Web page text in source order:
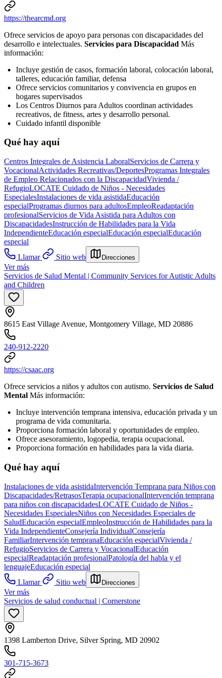
https://thearcmd.org
Ofrece servicios de apoyo para personas con discapacidades del
desarrollo e intelectuales. Servicios para Discapacidad Más
información:
Incluye gestión de casos, formación laboral, colocación laboral,
talleres, educación familiar, defensa
Ofrece servicios comunitarios y convivencia en grupos en
hogares supervisados
Los Centros Diurnos para Adultos coordinan actividades
recreativos, de fitness, artes y desarrollo personal.
Cuidado infantil disponible
Qué hay aquí
Centros Integrales de Asistencia LaboralServicios de Carrera y
VocacionalActividades Recreativas/DeportesProgramas Integrales
de Empleo Relacionados con la DiscapacidadVivienda /
RefugioLOCATE Cuidado de Niños - Necesidades
EspecialesInstalaciones de vida asistidaEducación
especialProgramas diurnos para adultosEmpleoReadaptación
profesionalServicios de Vida Asistida para Adultos con
DiscapacidadesInstrucción de Habilidades para la Vida
IndependienteEducación especialEducación especialEducación
especial
Llamar
Sitio web Direcciones
Ver más
Servicios de Salud Mental | Community Services for Autistic Adults
and Children
8615 East Village Avenue, Montgomery Village, MD 20886
240-912-2220
https://csaac.org
Ofrece servicios a niños y adultos con autismo. Servicios de Salud
Mental Más información:
Incluye intervención temprana intensiva, educación privada y un
programa de vida comunitaria.
Proporciona formación laboral y oportunidades de empleo.
Ofrece asesoramiento, logopedia, terapia ocupacional.
Proporciona formación en habilidades para la vida diaria.
Qué hay aquí
Instalaciones de vida asistidaIntervención Temprana para Niños con
Discapacidades/RetrasosTerapia ocupacionalIntervención temprana
para niños con discapacidadesLOCATE Cuidado de Niños -
Necesidades EspecialesNiños con Necesidades Especiales de
SaludEducación especialEmpleoInstrucción de Habilidades para la
Vida IndependienteConsejería IndividualConsejería
FamiliarIntervención tempranaEducación especialVivienda /
RefugioServicios de Carrera y VocacionalEducación
especialReadaptación profesionalPatología del habla y el
lenguajeEducación especial
Llamar
Sitio web Direcciones
Ver más
Servicios de salud conductual | Cornerstone
1398 Lamberton Drive, Silver Spring, MD 20902
301-715-3673